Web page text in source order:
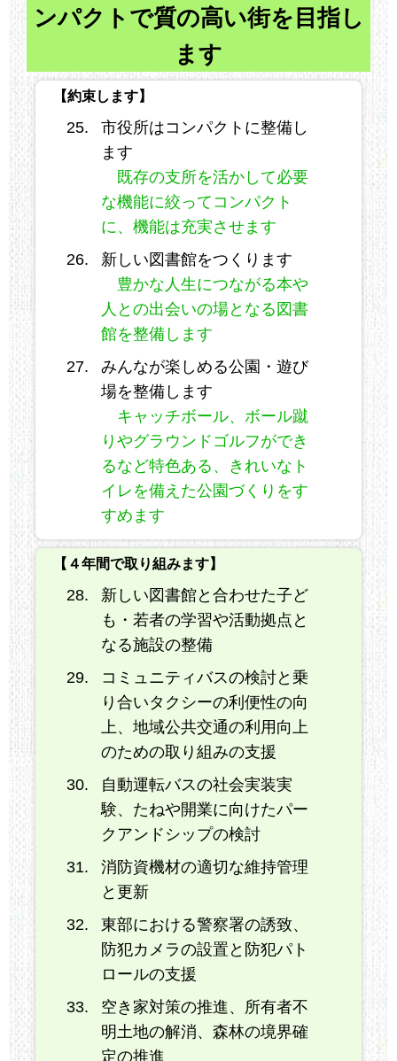
ンパクトで質の高い街を目指し
ます
【約束します】
市役所はコンパクトに整備し
ます
既存の支所を活かして必要
な機能に絞ってコンパクト
に、機能は充実させます
新しい図書館をつくります
豊かな人生につながる本や
人との出会いの場となる図書
館を整備します
みんなが楽しめる公園・遊び
場を整備します
キャッチボール、ボール蹴
りやグラウンドゴルフができ
るなど特色ある、きれいなト
イレを備えた公園づくりをす
すめます
【４年間で取り組みます】
新しい図書館と合わせた子ど
も・若者の学習や活動拠点と
なる施設の整備
コミュニティバスの検討と乗
り合いタクシーの利便性の向
上、地域公共交通の利用向上
のための取り組みの支援
自動運転バスの社会実装実
験、たねや開業に向けたパー
クアンドシップの検討
消防資機材の適切な維持管理
と更新
東部における警察署の誘致、
防犯カメラの設置と防犯パト
ロールの支援
空き家対策の推進、所有者不
明土地の解消、森林の境界確
定の推進